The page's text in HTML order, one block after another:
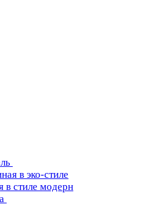
в эко-стиле
в стиле модерн